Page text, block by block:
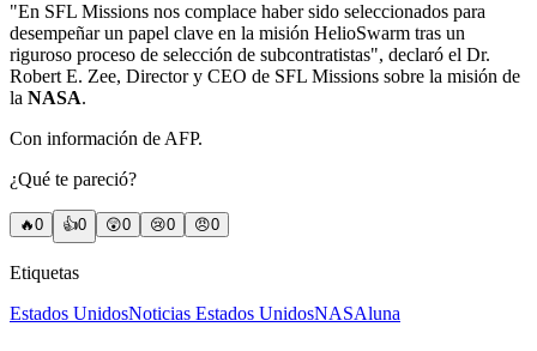
"En SFL Missions nos complace haber sido seleccionados para
desempeñar un papel clave en la misión HelioSwarm tras un
riguroso proceso de selección de subcontratistas", declaró el Dr.
Robert E. Zee, Director y CEO de SFL Missions sobre la misión de
la NASA.
Con información de AFP.
¿Qué te pareció?
🔥0 👍0 😲0 😢0 😠0
Etiquetas
Estados UnidosNoticias Estados UnidosNASAluna